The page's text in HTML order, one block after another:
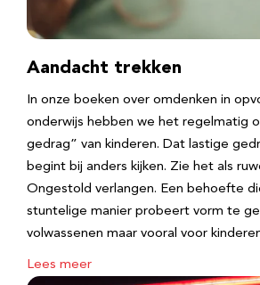
Aandacht trekken
In onze boeken over omdenken in
onderwijs hebben we het regelmatig
gedrag” van kinderen. Dat lastige
begint bij anders kijken. Zie het als
Ongestold verlangen. Een behoefte
stuntelige manier probeert vorm te
volwassenen maar vooral voor
Lees meer